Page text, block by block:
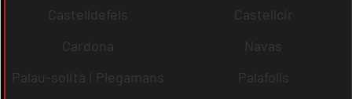
Castelldefels
Castellcir
Cardona
Navas
Palau-solità i Plegamans
Palafolls